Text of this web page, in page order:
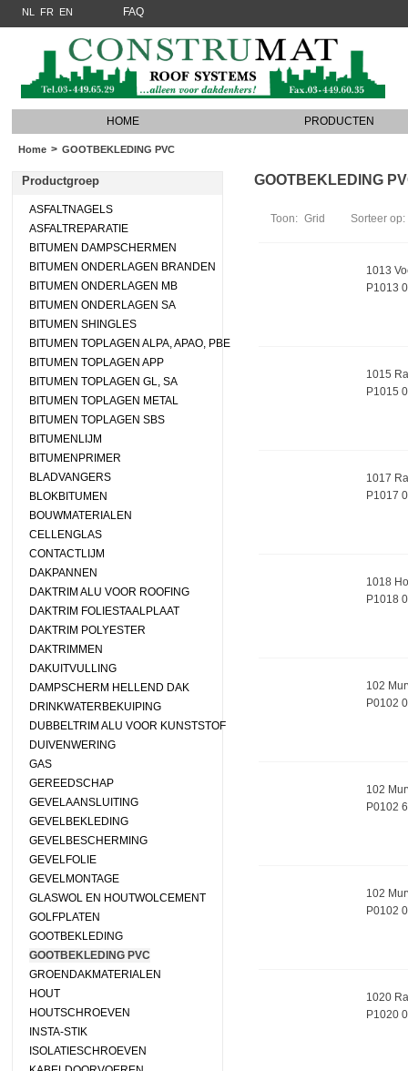
NL FR EN FAQ
HOME PRODUCTEN
Home > GOOTBEKLEDING PVC
Productgroep
ASFALTNAGELS
ASFALTREPARATIE
BITUMEN DAMPSCHERMEN
BITUMEN ONDERLAGEN BRANDEN
BITUMEN ONDERLAGEN MB
BITUMEN ONDERLAGEN SA
BITUMEN SHINGLES
BITUMEN TOPLAGEN ALPA, APAO, PBE
BITUMEN TOPLAGEN APP
BITUMEN TOPLAGEN GL, SA
BITUMEN TOPLAGEN METAL
BITUMEN TOPLAGEN SBS
BITUMENLIJM
BITUMENPRIMER
BLADVANGERS
BLOKBITUMEN
BOUWMATERIALEN
CELLENGLAS
CONTACTLIJM
DAKPANNEN
DAKTRIM ALU VOOR ROOFING
DAKTRIM FOLIESTAALPLAAT
DAKTRIM POLYESTER
DAKTRIMMEN
DAKUITVULLING
DAMPSCHERM HELLEND DAK
DRINKWATERBEKUIPING
DUBBELTRIM ALU VOOR KUNSTSTOF
DUIVENWERING
GAS
GEREEDSCHAP
GEVELAANSLUITING
GEVELBEKLEDING
GEVELBESCHERMING
GEVELFOLIE
GEVELMONTAGE
GLASWOL EN HOUTWOLCEMENT
GOLFPLATEN
GOOTBEKLEDING
GOOTBEKLEDING PVC
GROENDAKMATERIALEN
HOUT
HOUTSCHROEVEN
INSTA-STIK
ISOLATIESCHROEVEN
GOOTBEKLEDING
Toon: Grid Sorteer op:
1013
P1013
1015
P1015
1017
P1017
1018
P1018
102
P0102
102
P0102 6
102
P0102
1020
P1020